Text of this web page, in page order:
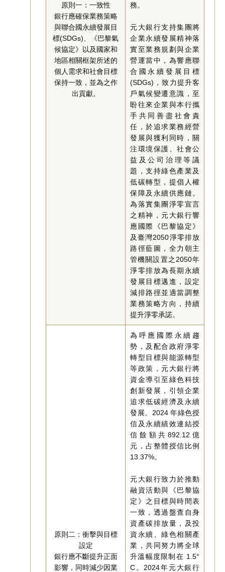
原則一：一致性
銀行應確保業務策略
與聯合國永續發展目
標(SDGs)、《巴黎氣
候協定》以及國家和
地區相關框架所述的
個人需求和社會目標
保持一致，並為之作
出貢獻。
務。
元大銀行支持集團將
企業永續發展精神落
實至業務規劃與企業
營運當中，為響應聯
合國永續發展目標
(SDGs)，致力提升客
戶氣候變遷意識，至
盼往來企業與本行攜
手共同善盡社會責
任，於追求業務經營
發展與獲利同時，關
注環境保護、社會公
益及公司治理等議
題，支持綠色產業及
低碳轉型，提倡人權
保障及永續供應鏈。
為落實集團淨零宣言
之精神，元大銀行響
應國際《巴黎協定》
及臺灣2050淨零排放
路徑藍圖，全力朝主
管機關設置之2050年
淨零排放為長期永續
發展目標邁進，設定
減排路徑並適當調整
業務策略方向，持續
提升淨零承諾。
原則二：衝擊與目標
設定
銀行應不斷提升正面
影響，同時減少因業
為呼應國際永續趨
勢，及配合政府淨零
轉型目標與能源轉型
等政策，元大銀行將
資金導引至綠色科技
創新發展，引領企業
追求低碳經濟及永續
發展。2024 年綠色授
信及永續績效連結授
信餘額共892.12億
元，占整體授信比例
13.37%。
元大銀行致力於推動
融資活動與《巴黎協
定》之目標與時間表
一致，透過盤查自身
資產碳排放量，及投
資永續、綠色相關產
業，共同努力將全球
升溫幅度限制在 1.5°
C。2024年元大銀行